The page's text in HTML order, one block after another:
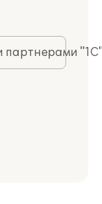
партнерами